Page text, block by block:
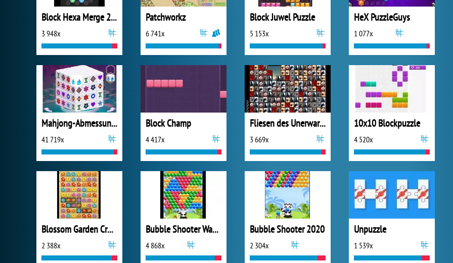
Block Hexa Merge 2048
3 948x
Patchworkz
6 741x
Block Juwel Puzzle
5 153x
HeX PuzzleGuys
1 077x
Mahjong-Abmessungen
41 719x
Block Champ
4 417x
Fliesen des Unerwarteten
3 669x
10x10 Blockpuzzle
4 520x
Blossom Garden Crush
2 388x
Bubble Shooter Waschbär
4 868x
Bubble Shooter 2020
2 304x
Unpuzzle
1 539x